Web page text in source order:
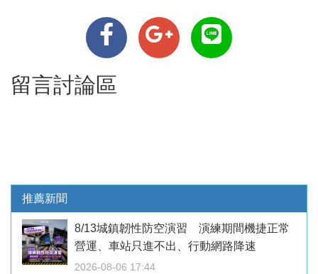
留言討論區
推薦新聞
8/13城鎮韌性防空演習 演練期間機捷正常
營運、車站只進不出、行動網路降速
2026-08-06 17:44